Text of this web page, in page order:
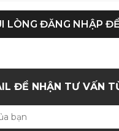
LÒNG ĐĂNG NHẬP
ĐỂ NHẬN TƯ VẤN